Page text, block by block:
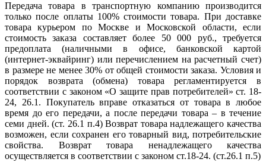
Передача товара в транспортную компанию производится
только после оплаты 100% стоимости товара. При доставке
товара курьером по Москве и Московской области, если
стоимость заказа составляет более 50 000 руб., требуется
предоплата (наличными в офисе, банковской картой
(интернет-эквайринг) или перечислением на расчетный счет)
в размере не менее 30% от общей стоимости заказа. Условия и
порядок возврата (обмена) товара регламентируется в
соответствии с законом «О защите прав потребителей» ст. 18-
24, 26.1. Покупатель вправе отказаться от товара в любое
время до его передачи, а после передачи товара – в течение
семи дней. (ст. 26.1 п.4) Возврат товара надлежащего качества
возможен, если сохранен его товарный вид, потребительские
свойства. Возврат товара ненадлежащего качества
осуществляется в соответствии с законом ст.18-24. (ст.26.1 п.5)